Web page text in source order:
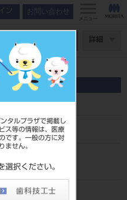
タルプラザで掲載し
ス等の情報は、医療
です。一般の方に対
ません。
選択ください。
ン お問い合わせ
メニュー
詳細
＃100
202390072100
JAN/EANコード